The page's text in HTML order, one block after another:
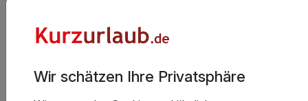
Wir schätzen Ihre Privatsphäre